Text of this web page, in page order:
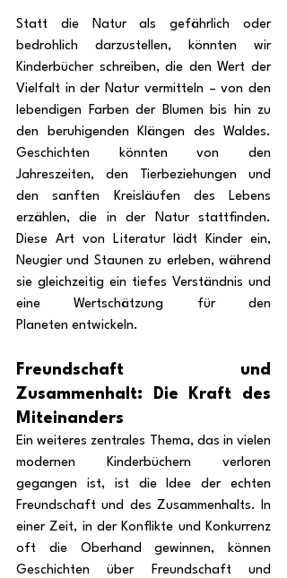
Statt die Natur als gefährlich oder
bedrohlich darzustellen, könnten wir
Kinderbücher schreiben, die den Wert der
Vielfalt in der Natur vermitteln – von den
lebendigen Farben der Blumen bis hin zu
den beruhigenden Klängen des Waldes.
Geschichten könnten von den
Jahreszeiten, den Tierbeziehungen und
den sanften Kreisläufen des Lebens
erzählen, die in der Natur stattfinden.
Diese Art von Literatur lädt Kinder ein,
Neugier und Staunen zu erleben, während
sie gleichzeitig ein tiefes Verständnis und
eine Wertschätzung für den
Planeten entwickeln.
Freundschaft und
Zusammenhalt: Die Kraft des
Miteinanders
Ein weiteres zentrales Thema, das in vielen
modernen Kinderbüchern verloren
gegangen ist, ist die Idee der echten
Freundschaft und des Zusammenhalts. In
einer Zeit, in der Konflikte und Konkurrenz
oft die Oberhand gewinnen, können
Geschichten über Freundschaft und